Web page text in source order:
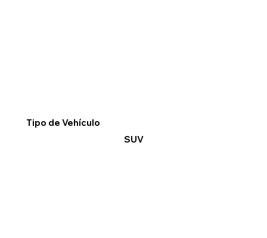
Tipo de Vehículo
SUV